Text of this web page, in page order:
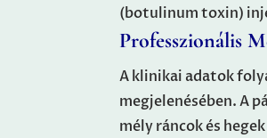
(botulinum toxin)
Professzionális
A klinikai adatok
megjelenésében. A
mély ráncok és